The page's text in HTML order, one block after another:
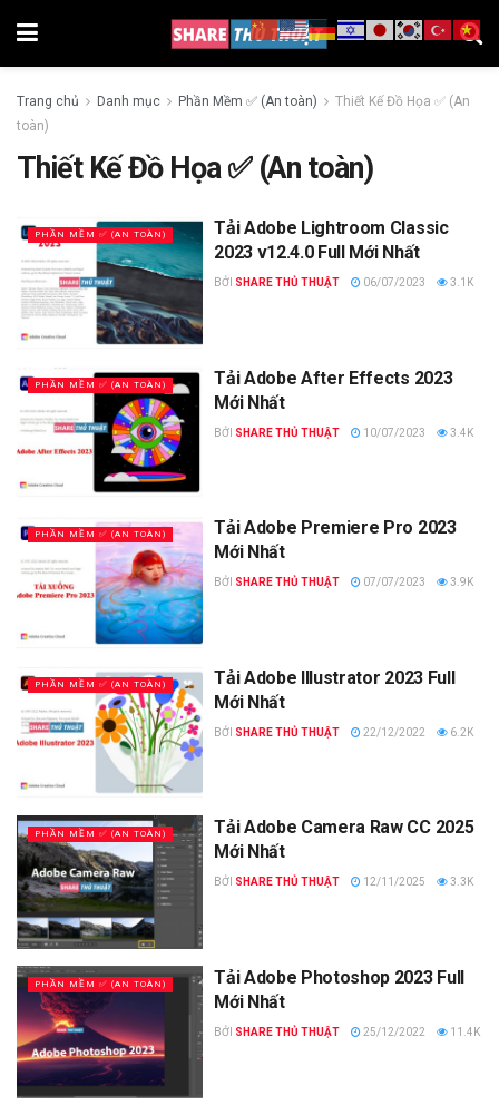
Trang chủ Danh mục Phần Mềm ✅ (An toàn)
Thiết Kế Đồ Họa ✅ (An
toàn)
Thiết Kế Đồ Họa ✅ (An toàn)
PHẦN MỀM ✅ (AN TOÀN)
Tải Adobe Lightroom Classic
2023 v12.4.0 Full Mới Nhất
BỞI SHARE THỦ THUẬT 06/07/2023 3.1K
PHẦN MỀM ✅ (AN TOÀN)
Tải Adobe After Effects 2023
Mới Nhất
BỞI SHARE THỦ THUẬT 10/07/2023 3.4K
PHẦN MỀM ✅ (AN TOÀN)
Tải Adobe Premiere Pro 2023
Mới Nhất
BỞI SHARE THỦ THUẬT 07/07/2023 3.9K
PHẦN MỀM ✅ (AN TOÀN)
Tải Adobe Illustrator 2023 Full
Mới Nhất
BỞI SHARE THỦ THUẬT 22/12/2022 6.2K
PHẦN MỀM ✅ (AN TOÀN)
Tải Adobe Camera Raw CC 2025
Mới Nhất
BỞI SHARE THỦ THUẬT 12/11/2025 3.3K
PHẦN MỀM ✅ (AN TOÀN)
Tải Adobe Photoshop 2023 Full
Mới Nhất
BỞI SHARE THỦ THUẬT 25/12/2022 11.4K